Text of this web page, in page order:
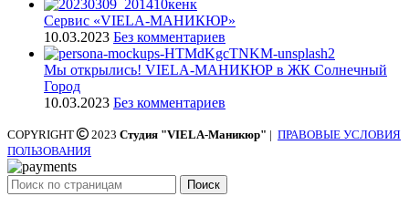
Cервис «VIELA-МАНИКЮР»
10.03.2023 Без комментариев
Мы открылись! VIELA-МАНИКЮР в ЖК Солнечный
Город
10.03.2023 Без комментариев
COPYRIGHT 2023 Студия "VIELA-Маникюр" | ПРАВОВЫЕ УСЛОВИЯ
ПОЛЬЗОВАНИЯ
Поиск